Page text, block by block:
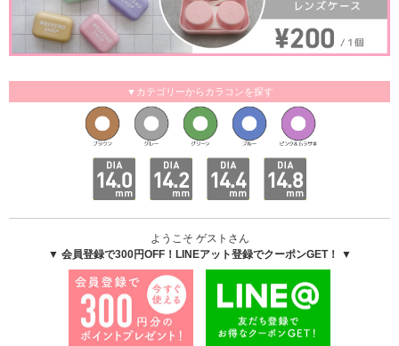
▼カテゴリーからカラコンを探す
ようこそ ゲストさん
▼ 会員登録で300円OFF！LINEアット登録でクーポンGET！ ▼